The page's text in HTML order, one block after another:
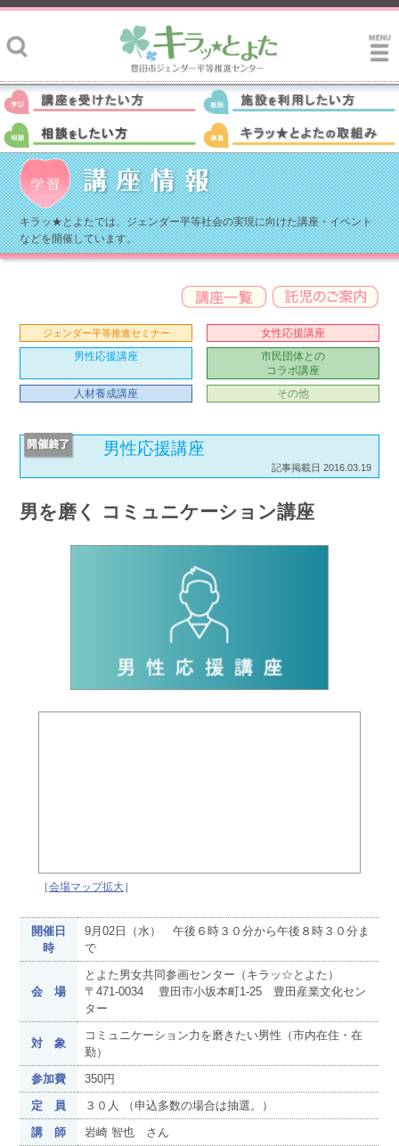
キラッ★とよたでは、ジェンダー平等社会の実現に向けた講座・イベント
などを開催しています。
ジェンダー平等推進セミナー
女性応援講座
男性応援講座
市民団体との
コラボ講座
人材養成講座
その他
男性応援講座
記事掲載日 2016.03.19
男を磨く コミュニケーション講座
［会場マップ拡大］
開催日
時
9月02日（水） 午後６時３０分から午後８時３０分ま
で
会 場
とよた男女共同参画センター（キラッ☆とよた）
〒471-0034 豊田市小坂本町1-25 豊田産業文化セン
ター
対 象
コミュニケーション力を磨きたい男性（市内在住・在
勤）
参加費
350円
定 員
３０人 （申込多数の場合は抽選。）
講 師
岩崎 智也 さん